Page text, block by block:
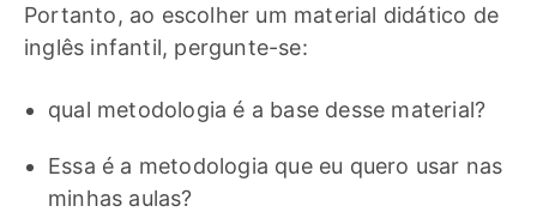
Portanto, ao escolher um material didático de
inglês infantil, pergunte-se:
qual metodologia é a base desse material?
Essa é a metodologia que eu quero usar nas
minhas aulas?